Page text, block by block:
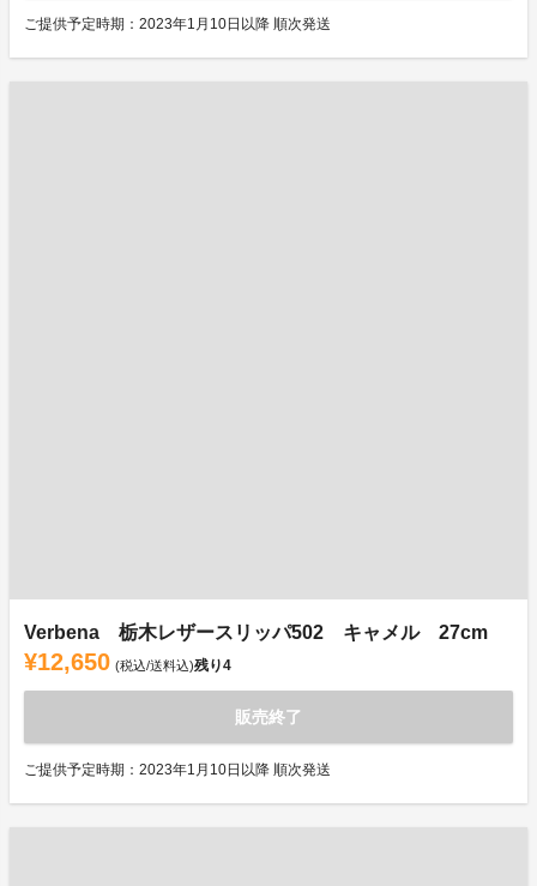
ご提供予定時期：2023年1月10日以降 順次発送
Verbena 栃木レザースリッパ502 キャメル 27cm
¥12,650 (税込/送料込)残り4
販売終了
ご提供予定時期：2023年1月10日以降 順次発送